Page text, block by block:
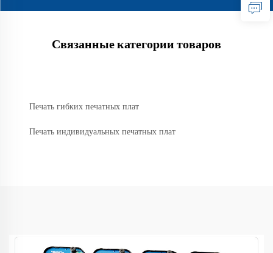
Связанные категории товаров
Печать гибких печатных плат
Печать индивидуальных печатных плат